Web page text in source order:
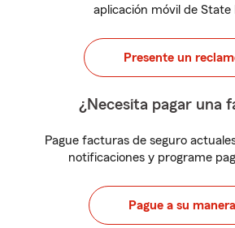
aplicación móvil de State
Presente un
¿Necesita pagar una
Pague facturas de seguro
notificaciones y programe
Pague a su manera